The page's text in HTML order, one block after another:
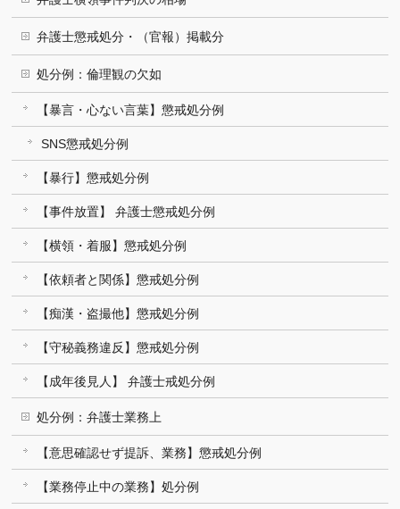
弁護士懲戒処分・（官報）掲載分
処分例：倫理観の欠如
【暴言・心ない言葉】懲戒処分例
SNS懲戒処分例
【暴行】懲戒処分例
【事件放置】 弁護士懲戒処分例
【横領・着服】懲戒処分例
【依頼者と関係】懲戒処分例
【痴漢・盗撮他】懲戒処分例
【守秘義務違反】懲戒処分例
【成年後見人】 弁護士戒処分例
処分例：弁護士業務上
【意思確認せず提訴、業務】懲戒処分例
【業務停止中の業務】処分例